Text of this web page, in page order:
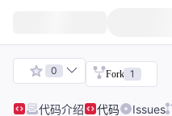
0 Fork 1
代码介绍 代码 Issues